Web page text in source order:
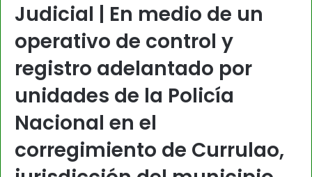
Judicial | En medio de un
operativo de control y
registro adelantado por
unidades de la Policía
Nacional en el
corregimiento de Currulao,